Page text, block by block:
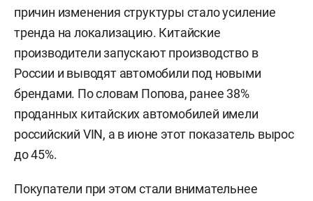
причин изменения структуры стало усиление
тренда на локализацию. Китайские
производители запускают производство в
России и выводят автомобили под новыми
брендами. По словам Попова, ранее 38%
проданных китайских автомобилей имели
российский VIN, а в июне этот показатель вырос
до 45%.
Покупатели при этом стали внимательнее